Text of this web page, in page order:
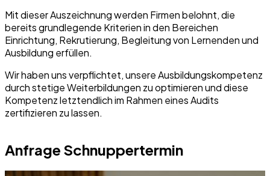
Mit dieser Auszeichnung werden Firmen belohnt, die
bereits grundlegende Kriterien in den Bereichen
Einrichtung, Rekrutierung, Begleitung von Lernenden und
Ausbildung erfüllen.
Wir haben uns verpflichtet, unsere Ausbildungskompetenz
durch stetige Weiterbildungen zu optimieren und diese
Kompetenz letztendlich im Rahmen eines Audits
zertifizieren zu lassen.
Anfrage Schnuppertermin